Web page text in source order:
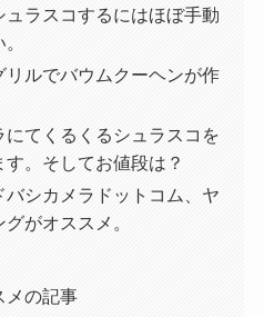
ュラスコするにはほぼ手動
リルでバウムクーヘンが作
にてくるくるシュラスコを
す。そしてお値段は？
バシカメラドットコム、ヤ
がオススメ。
メの記事